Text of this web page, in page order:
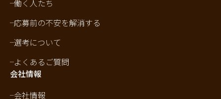
働く人たち
応募前の不安を解消する
選考について
よくあるご質問
会社情報
会社情報